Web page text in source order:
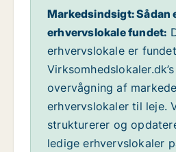
Markedsindsigt: Sådan
erhvervslokale fundet:
erhvervslokale er
overvågning af
erhvervslokaler til leje.
strukturerer og
ledige erhvervslokaler